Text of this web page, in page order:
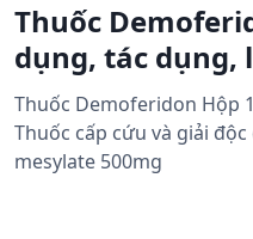
Thuốc
dụng, tác dụng,
Thuốc Demoferidon Hộp
Thuốc cấp cứu và giải
mesylate 500mg